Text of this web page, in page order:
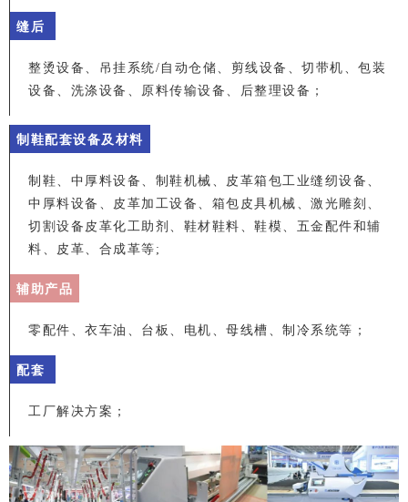
缝后
整烫设备、吊挂系统/自动仓储、剪线设备、切带机、包装
设备、洗涤设备、原料传输设备、后整理设备；
制鞋配套设备及材料
制鞋、中厚料设备、制鞋机械、皮革箱包工业缝纫设备、
中厚料设备、皮革加工设备、箱包皮具机械、激光雕刻、
切割设备皮革化工助剂、鞋材鞋料、鞋模、五金配件和辅
料、皮革、合成革等;
辅助产品
零配件、衣车油、台板、电机、母线槽、制冷系统等；
配套
工厂解决方案；